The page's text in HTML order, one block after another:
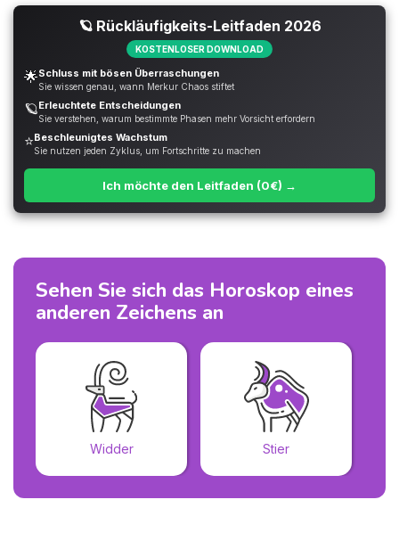
🪐 Rückläufigkeits-Leitfaden 2026
KOSTENLOSER DOWNLOAD
🌟Schluss mit bösen Überraschungen
Sie wissen genau, wann Merkur Chaos stiftet
🪐Erleuchtete Entscheidungen
Sie verstehen, warum bestimmte Phasen mehr Vorsicht erfordern
⭐Beschleunigtes Wachstum
Sie nutzen jeden Zyklus, um Fortschritte zu machen
Ich möchte den Leitfaden (0€) →
Sehen Sie sich das Horoskop eines
anderen Zeichens an
Widder Stier